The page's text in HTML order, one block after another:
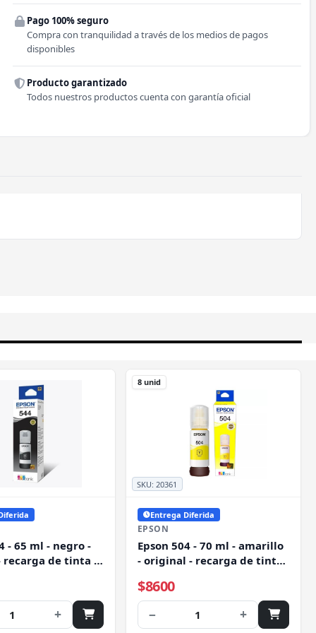
Comuna
Pago 100% seguro
Compra con tranquilidad a través de los medios de pagos
disponibles
Producto garantizado
Todos nuestros productos cuenta con garantía oficial
- 65 ml - negro -
de tinta -
1 +
SKU: 20361
8 unid
Entrega Diferida
EPSON
Epson 504 - 70 ml - amarillo
- original - recarga de tinta -
L6161, L6171, L6191, L6270
$8600
− 1 +